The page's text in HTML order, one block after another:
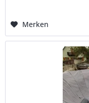
Merken